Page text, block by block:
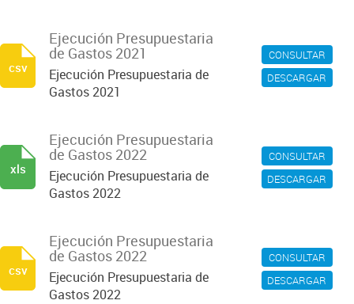
CONSULTAR
DESCARGAR
Ejecución Presupuestaria
de Gastos 2021
Ejecución Presupuestaria de
Gastos 2021
csv
CONSULTAR
DESCARGAR
Ejecución Presupuestaria
de Gastos 2022
Ejecución Presupuestaria de
Gastos 2022
xls
CONSULTAR
DESCARGAR
Ejecución Presupuestaria
de Gastos 2022
Ejecución Presupuestaria de
Gastos 2022
csv